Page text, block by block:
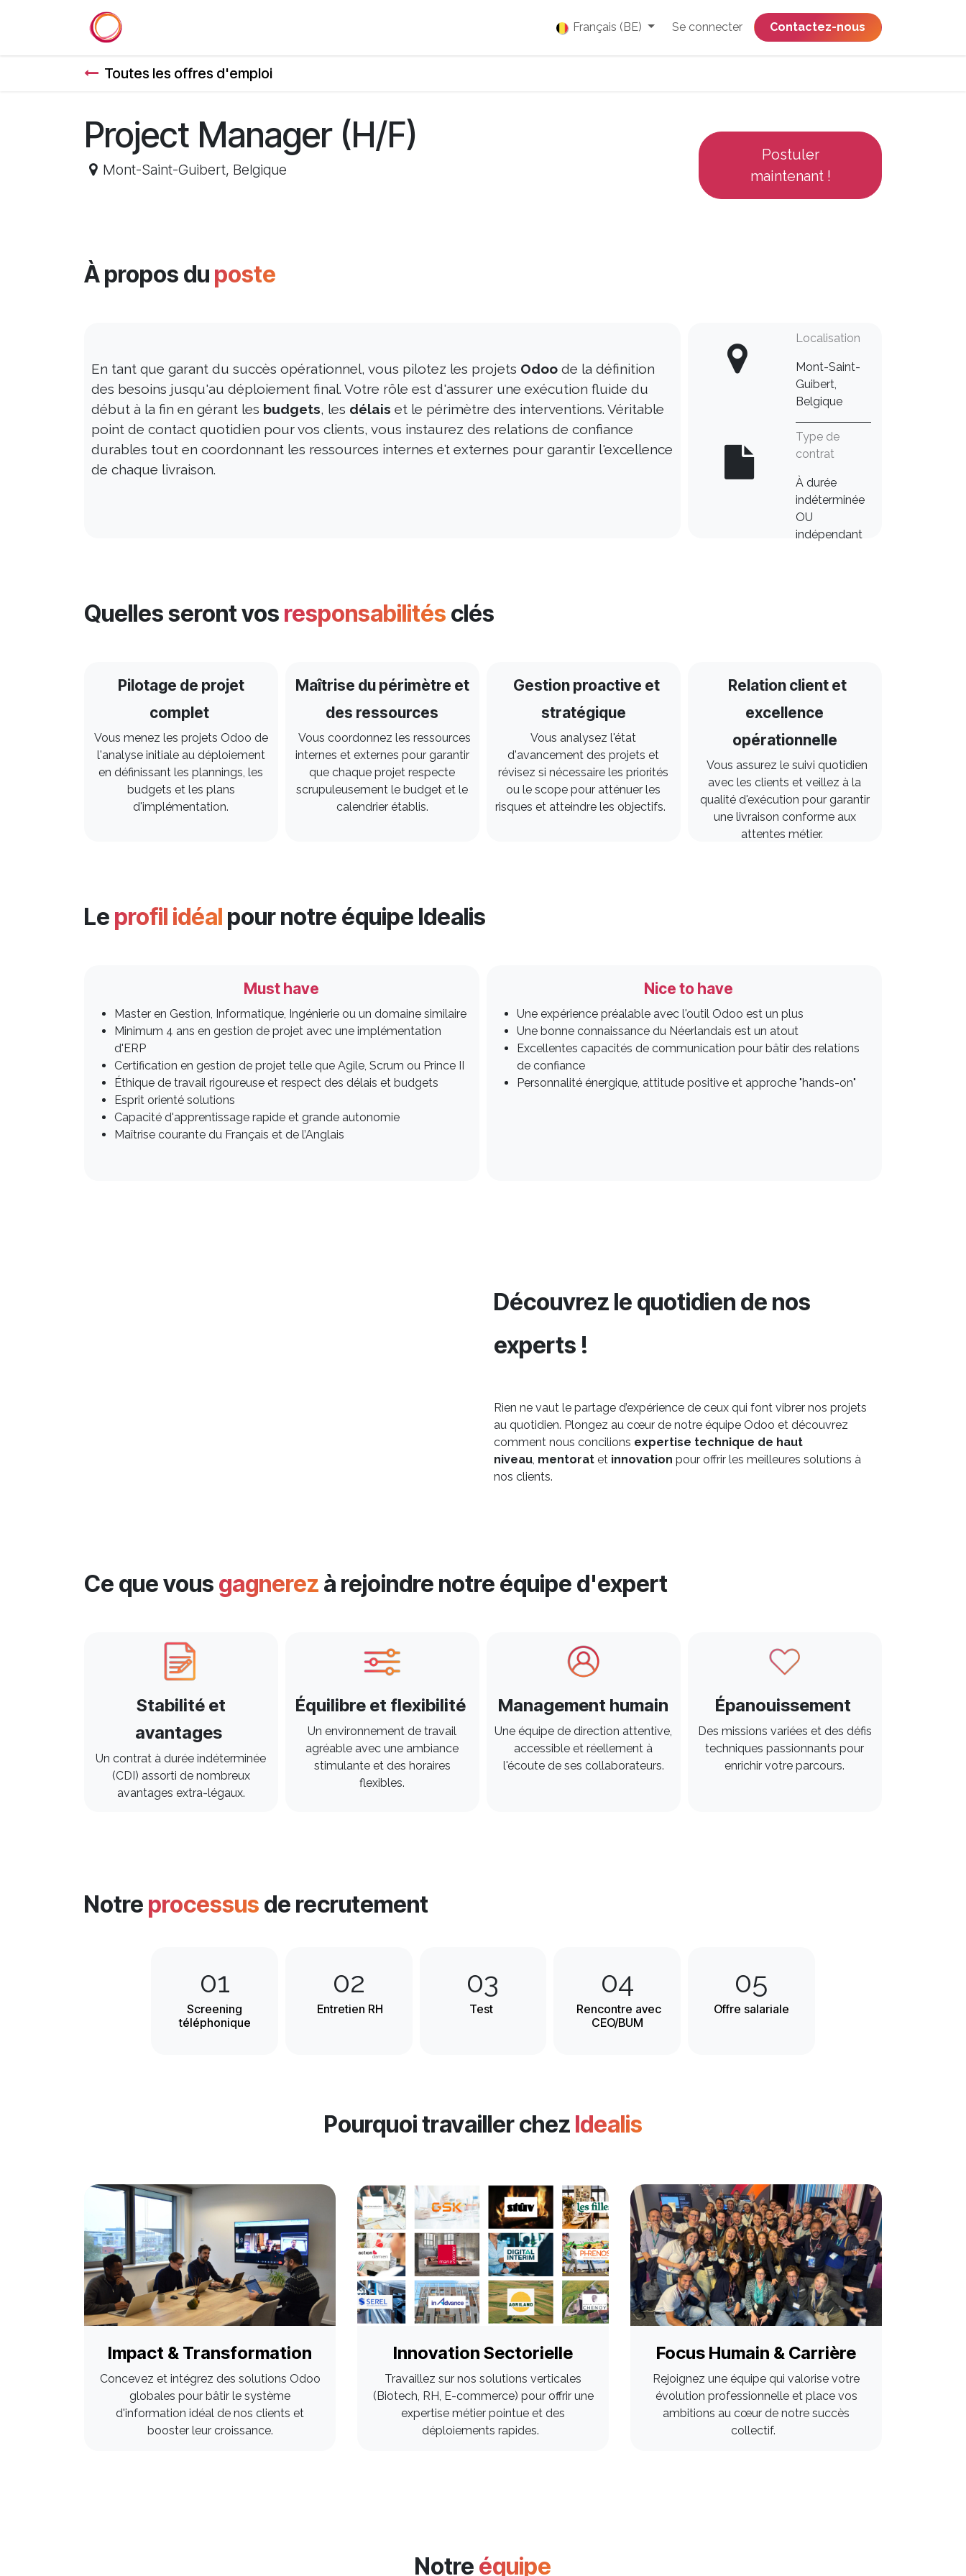
Français (BE) Se connecter ​​​​​​​​​​​​​​​​Contactez-nous
Toutes les offres d'emploi
Project Manager (H/F)
Mont-Saint-Guibert, Belgique
Postuler
maintenant !
À propos du poste
Localisation
Mont-Saint-
Guibert,
Belgique
Type de
contrat
À durée
indéterminée
OU
indépendant
En tant que garant du succès opérationnel, vous pilotez les projets Odoo de la définition
des besoins jusqu'au déploiement final. Votre rôle est d'assurer une exécution fluide du
début à la fin en gérant les budgets, les délais et le périmètre des interventions. Véritable
point de contact quotidien pour vos clients, vous instaurez des relations de confiance
durables tout en coordonnant les ressources internes et externes pour garantir l'excellence
de chaque livraison.
Quelles seront vos responsabilités clés
Pilotage de projet
complet
Vous menez les projets Odoo de
l'analyse initiale au déploiement
en définissant les plannings, les
budgets et les plans
d'implémentation.
Relation client et
excellence
opérationnelle
Vous assurez le suivi quotidien
avec les clients et veillez à la
qualité d'exécution pour garantir
une livraison conforme aux
attentes métier.
Gestion proactive et
stratégique
Vous analysez l'état
d'avancement des projets et
révisez si nécessaire les priorités
ou le scope pour atténuer les
risques et atteindre les objectifs.
Maîtrise du périmètre et
des ressources
Vous coordonnez les ressources
internes et externes pour garantir
que chaque projet respecte
scrupuleusement le budget et le
calendrier établis.
Le profil idéal pour notre équipe Idealis
Must have
Master en Gestion, Informatique, Ingénierie ou un domaine similaire
Minimum 4 ans en gestion de projet avec une implémentation
d'ERP
Certification en gestion de projet telle que Agile, Scrum ou Prince II
Éthique de travail rigoureuse et respect des délais et budgets
Esprit orienté solutions
Capacité d'apprentissage rapide et grande autonomie
Maîtrise courante du Français et de l’Anglais
Nice to have
Une expérience préalable avec l'outil Odoo est un plus
Une bonne connaissance du Néerlandais est un atout
Excellentes capacités de communication pour bâtir des relations
de confiance
Personnalité énergique, attitude positive et approche "hands-on"
Découvrez le quotidien de nos
experts !
Rien ne vaut le partage d’expérience de ceux qui font vibrer nos projets
au quotidien. Plongez au cœur de notre équipe Odoo et découvrez
comment nous concilions expertise technique de haut
niveau, mentorat et innovation pour offrir les meilleures solutions à
nos clients.
Ce que vous gagnerez à rejoindre notre équipe d'expert
Stabilité et
avantages
Un contrat à durée indéterminée
(CDI) assorti de nombreux
avantages extra-légaux.
Équilibre et flexibilité
Un environnement de travail
agréable avec une ambiance
stimulante et des horaires
flexibles. ​
Management humain
Une équipe de direction attentive,
accessible et réellement à
l'écoute de ses collaborateurs. ​
Épanouissement
Des missions variées et des défis
techniques passionnants pour
enrichir votre parcours. ​
Notre processus de recrutement
05
Offre salariale
04
Rencontre avec
CEO/BUM
03
Test
02
Entretien RH
01
Screening
téléphonique
Pourquoi travailler chez Idealis
Impact & Transformation
Concevez et intégrez des solutions Odoo
globales pour bâtir le système
d'information idéal de nos clients et
booster leur croissance.
Innovation Sectorielle
Travaillez sur nos solutions verticales
(Biotech, RH, E-commerce) pour offrir une
expertise métier pointue et des
déploiements rapides.
Focus Humain & Carrière
Rejoignez une équipe qui valorise votre
évolution professionnelle et place vos
ambitions au cœur de notre succès
collectif.
Notre équipe